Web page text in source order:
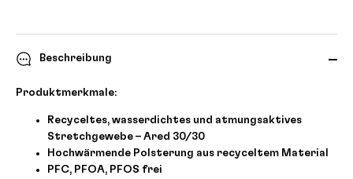
Beschreibung
Produktmerkmale:
Recyceltes, wasserdichtes und atmungsaktives
Stretchgewebe – Ared 30/30
Hochwärmende Polsterung aus recyceltem Material
PFC, PFOA, PFOS frei